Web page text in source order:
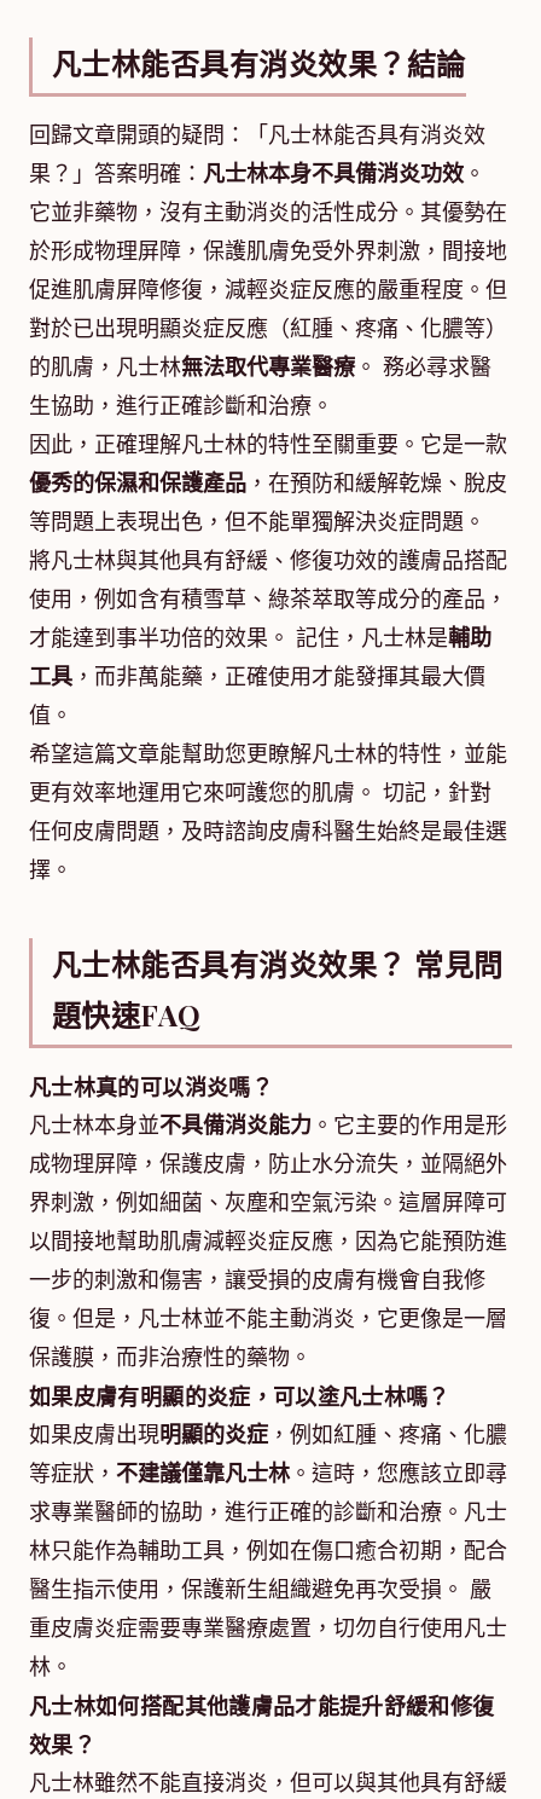
凡士林能否具有消炎效果？結論
回歸文章開頭的疑問：「凡士林能否具有消炎效
果？」答案明確： 凡士林本身不具備消炎功效。
它並非藥物，沒有主動消炎的活性成分。其優勢在
於形成物理屏障，保護肌膚免受外界刺激，間接地
促進肌膚屏障修復，減輕炎症反應的嚴重程度。但
對於已出現明顯炎症反應（紅腫、疼痛、化膿等）
的肌膚，凡士林無法取代專業醫療。 務必尋求醫
生協助，進行正確診斷和治療。
因此，正確理解凡士林的特性至關重要。它是一款
優秀的保濕和保護產品 ，在預防和緩解乾燥、脫皮
等問題上表現出色，但不能單獨解決炎症問題。
將凡士林與其他具有舒緩、修復功效的護膚品搭配
使用，例如含有積雪草、綠茶萃取等成分的產品，
才能達到事半功倍的效果。 記住，凡士林是輔助
工具 ，而非萬能藥，正確使用才能發揮其最大價
值。
希望這篇文章能幫助您更瞭解凡士林的特性，並能
更有效率地運用它來呵護您的肌膚。 切記，針對
任何皮膚問題，及時諮詢皮膚科醫生始終是最佳選
擇。
凡士林能否具有消炎效果？ 常見問
題快速FAQ
凡士林真的可以消炎嗎？
凡士林本身並不具備消炎能力 。它主要的作用是形
成物理屏障，保護皮膚，防止水分流失，並隔絕外
界刺激，例如細菌、灰塵和空氣污染。這層屏障可
以間接地幫助肌膚減輕炎症反應，因為它能預防進
一步的刺激和傷害，讓受損的皮膚有機會自我修
復。但是，凡士林並不能主動消炎，它更像是一層
保護膜，而非治療性的藥物。
如果皮膚有明顯的炎症，可以塗凡士林嗎？
如果皮膚出現明顯的炎症 ，例如紅腫、疼痛、化膿
等症狀， 不建議僅靠凡士林。這時，您應該立即尋
求專業醫師的協助，進行正確的診斷和治療。凡士
林只能作為輔助工具，例如在傷口癒合初期，配合
醫生指示使用，保護新生組織避免再次受損。 嚴
重皮膚炎症需要專業醫療處置，切勿自行使用凡士
林。
凡士林如何搭配其他護膚品才能提升舒緩和修復
效果？
凡士林雖然不能直接消炎，但可以與其他具有舒緩